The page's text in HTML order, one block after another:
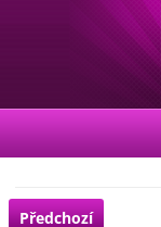
Předchozí